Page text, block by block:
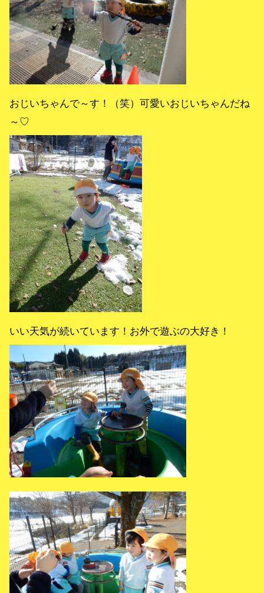
おじいちゃんで～す！（笑）可愛いおじいちゃんだね
～♡
いい天気が続いています！お外で遊ぶの大好き！